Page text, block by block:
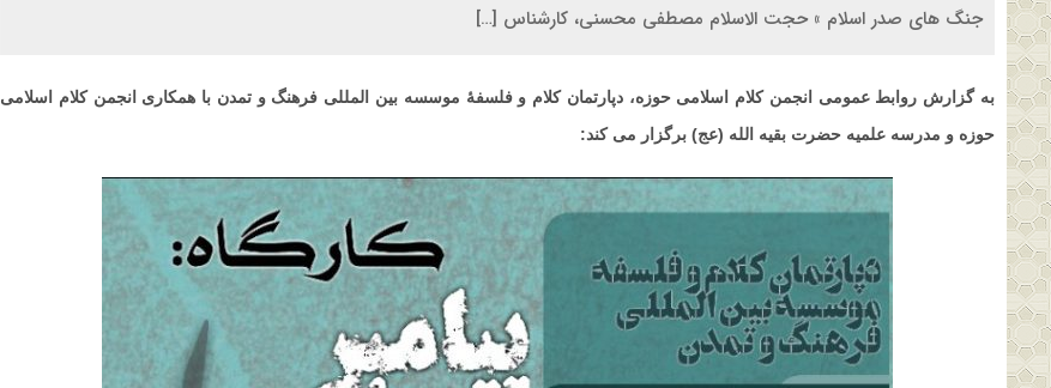
جنگ های صدر اسلام » حجت الاسلام مصطفی محسنی، کارشناس […]
به گزارش روابط عمومی انجمن کلام اسلامی حوزه، دپارتمان کلام و فلسفۀ موسسه بین المللی فرهنگ و تمدن با همکاری انجمن کلام اسلامی
حوزه و مدرسه علمیه حضرت بقیه الله (عج) برگزار می کند: